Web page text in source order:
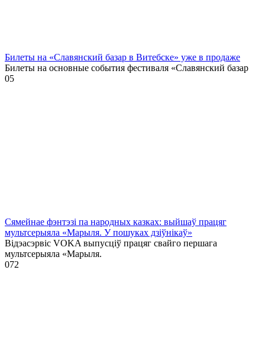
Билеты на «Славянский базар в Витебске» уже в продаже
Билеты на основные события фестиваля «Славянский базар
05
Сямейнае фэнтэзі па народных казках: выйшаў працяг
мультсерыяла «Марыля. У пошуках дзіўнікаў»
Відэасэрвіс VOKA выпусціў працяг свайго першага
мультсерыяла «Марыля.
072